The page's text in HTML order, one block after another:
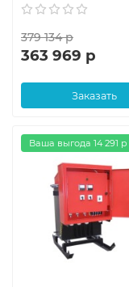
379 134 р
363 969 р
Заказать
Ваша выгода 14 291 р